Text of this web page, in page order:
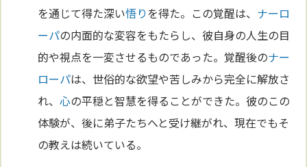
を通じて得た深い悟りを得た。この覚醒は、 ナーロ
ーパの内面的な変容をもたらし、彼自身の人生の目
的や視点を一変させるものであった。覚醒後のナー
ローパは、世俗的な欲望や苦しみから完全に解放さ
れ、心の平穏と智慧を得ることができた。彼のこの
体験が、後に弟子たちへと受け継がれ、現在でもそ
の教えは続いている。